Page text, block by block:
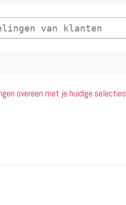
overeen met je huidige selecties